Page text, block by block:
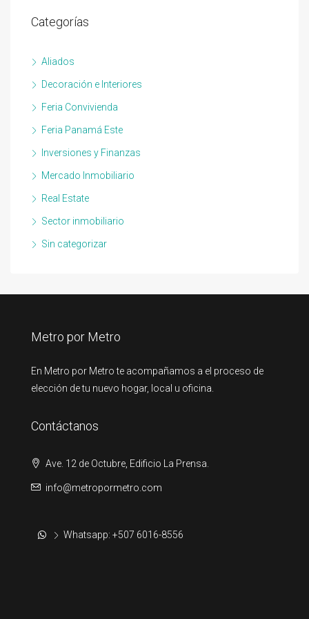
Categorías
Aliados
Decoración e Interiores
Feria Convivienda
Feria Panamá Este
Inversiones y Finanzas
Mercado Inmobiliario
Real Estate
Sector inmobiliario
Sin categorizar
Metro por Metro
En Metro por Metro te acompañamos a el proceso de
elección de tu nuevo hogar, local u oficina.
Contáctanos
Ave. 12 de Octubre, Edificio La Prensa.
info@metropormetro.com
Whatsapp: +507 6016-8556